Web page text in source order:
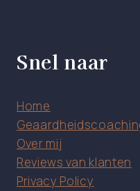
Snel naar
Home
Over mij
Reviews van klanten
Privacy Policy